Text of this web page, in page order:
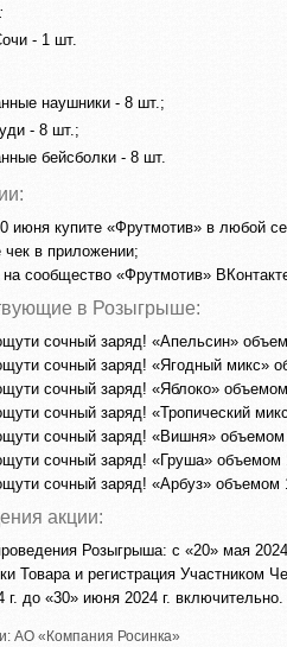
- 1 шт.
наушники - 8 шт.;
- 8 шт.;
бейсболки - 8 шт.
июня купите «Фрутмотив» в любой
чек в приложении;
сообщество «Фрутмотив»
в Розыгрыше:
сочный заряд! «Апельсин»
сочный заряд! «Ягодный микс»
сочный заряд! «Яблоко»
сочный заряд! «Тропический
сочный заряд! «Вишня» объемом
сочный заряд! «Груша» объемом
сочный заряд! «Арбуз» объемом
акции:
Розыгрыша: с «20» мая
Товара и регистрация Участником
г. до «30» июня 2024 г. включительно.
АО «Компания Росинка»